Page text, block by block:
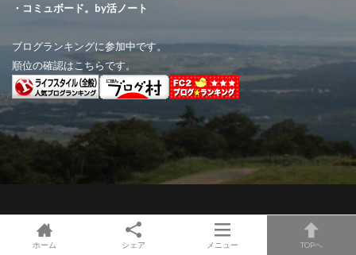
・コミュボード。by活ノート
ブログランキングに参加中です。
順位の確認はこちらです。
© Copyright 2026 いいものなんでも。活ノート。
ホーム シェア メニュー TOPへ